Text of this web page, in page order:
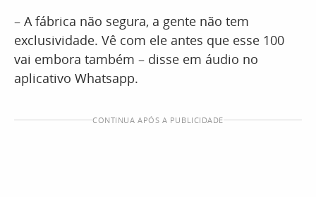
– A fábrica não segura, a gente não tem
exclusividade. Vê com ele antes que esse 100
vai embora também – disse em áudio no
aplicativo Whatsapp.
CONTINUA APÓS A PUBLICIDADE